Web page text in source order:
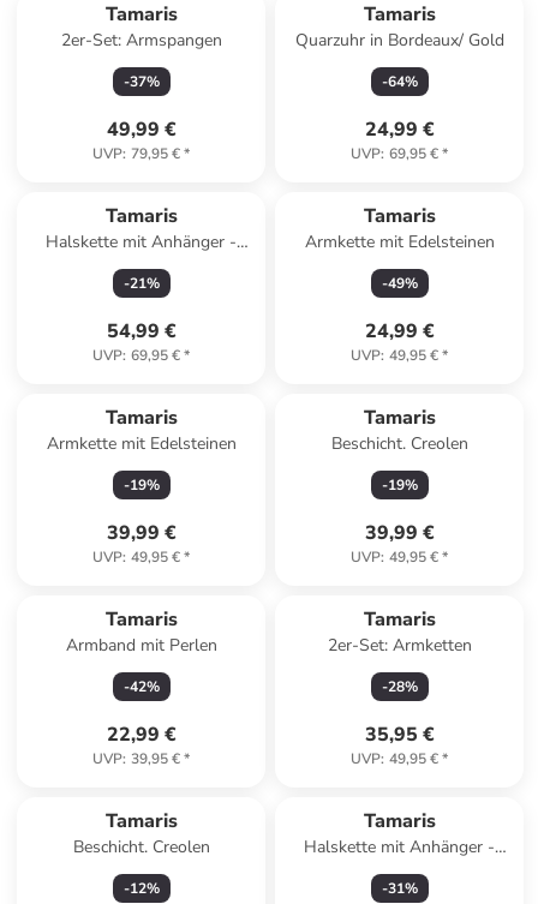
Tamaris
2er-Set: Armspangen
-37%
49,99 €
UVP: 79,95 €*
Tamaris
Quarzuhr in Bordeaux/ Gold
-64%
24,99 €
UVP: 69,95 €*
Tamaris
Halskette mit Anhänger -
(L)50 cm
-21%
54,99 €
UVP: 69,95 €*
Tamaris
Armkette mit Edelsteinen
-49%
24,99 €
UVP: 49,95 €*
Tamaris
Armkette mit Edelsteinen
-19%
39,99 €
UVP: 49,95 €*
Tamaris
Beschicht. Creolen
-19%
39,99 €
UVP: 49,95 €*
Tamaris
Armband mit Perlen
-42%
22,99 €
UVP: 39,95 €*
Tamaris
2er-Set: Armketten
-28%
35,95 €
UVP: 49,95 €*
Tamaris
Beschicht. Creolen
-12%
Tamaris
Halskette mit Anhänger -
(L)50 cm
-31%